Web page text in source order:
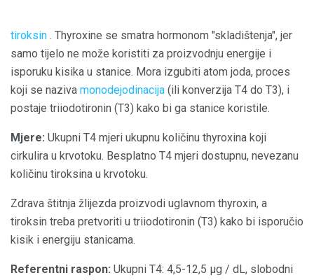
tiroksin . Thyroxine se smatra hormonom "skladištenja", jer
samo tijelo ne može koristiti za proizvodnju energije i
isporuku kisika u stanice. Mora izgubiti atom joda, proces
koji se naziva monodejodinacija (ili konverzija T4 do T3), i
postaje triiodotironin (T3) kako bi ga stanice koristile.
Mjere: Ukupni T4 mjeri ukupnu količinu thyroxina koji
cirkulira u krvotoku. Besplatno T4 mjeri dostupnu, nevezanu
količinu tiroksina u krvotoku.
Zdrava štitnja žlijezda proizvodi uglavnom thyroxin, a
tiroksin treba pretvoriti u triiodotironin (T3) kako bi isporučio
kisik i energiju stanicama.
Referentni raspon: Ukupni T4: 4,5-12,5 μg / dL, slobodni